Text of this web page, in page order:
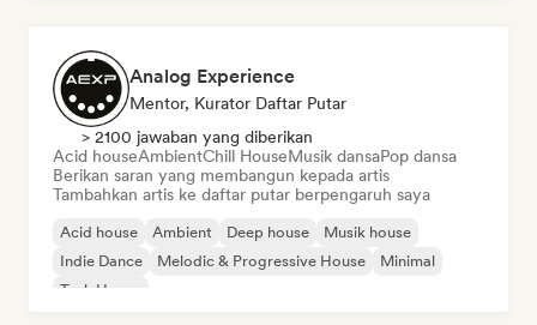
Analog Experience
Mentor, Kurator Daftar Putar
> 2100 jawaban yang diberikan
Acid houseAmbientChill HouseMusik dansaPop dansa
Berikan saran yang membangun kepada artis
Tambahkan artis ke daftar putar berpengaruh saya
Acid house Ambient Deep house
Musik house
Indie Dance
Melodic & Progressive House
Minimal
Tech House